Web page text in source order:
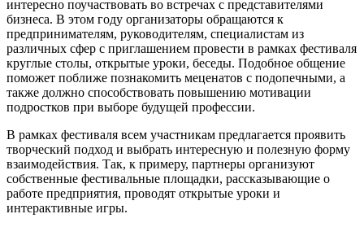
интересно поучаствовать во встречах с представителями
бизнеса. В этом году организаторы обращаются к
предпринимателям, руководителям, специалистам из
различных сфер с приглашением провести в рамках фестиваля
круглые столы, открытые уроки, беседы. Подобное общение
поможет поближе познакомить меценатов с подопечными, а
также должно способствовать повышению мотивации
подростков при выборе будущей профессии.
В рамках фестиваля всем участникам предлагается проявить
творческий подход и выбрать интересную и полезную форму
взаимодействия. Так, к примеру, партнеры организуют
собственные фестивальные площадки, рассказывающие о
работе предприятия, проводят открытые уроки и
интерактивные игры.